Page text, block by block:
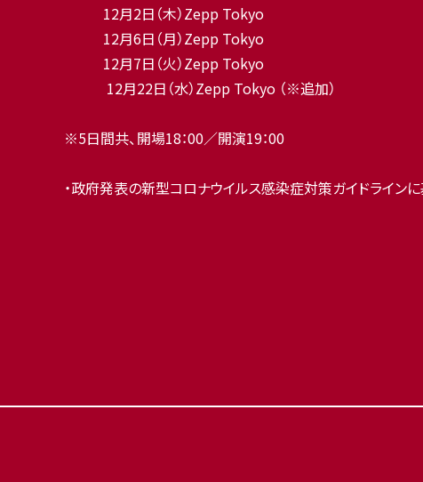
12月2日（木）Zepp Tokyo
12月6日（月）Zepp Tokyo
12月7日（火）Zepp Tokyo
12月22日（水）Zepp Tokyo （※追加）
※5日間共、開場18：00／開演19：00
・政府発表の新型コロナウイルス感染症対策ガイドライン